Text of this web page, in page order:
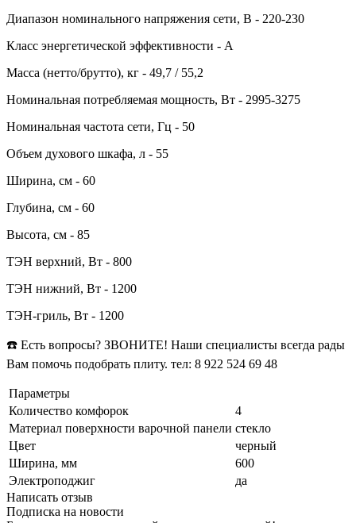
Диапазон номинального напряжения сети, В - 220-230
Класс энергетической эффективности - A
Масса (нетто/брутто), кг - 49,7 / 55,2
Номинальная потребляемая мощность, Вт - 2995-3275
Номинальная частота сети, Гц - 50
Объем духового шкафа, л - 55
Ширина, см - 60
Глубина, см - 60
Высота, см - 85
ТЭН верхний, Вт - 800
ТЭН нижний, Вт - 1200
ТЭН-гриль, Вт - 1200
☎️ Есть вопросы? ЗВОНИТЕ! Наши специалисты всегда рады
Вам помочь подобрать плиту. тел: 8 922 524 69 48
Параметры
Количество комфорок
4
Материал поверхности варочной панели стекло
Цвет
черный
Ширина, мм
600
Электроподжиг
да
Написать отзыв
Подписка на новости